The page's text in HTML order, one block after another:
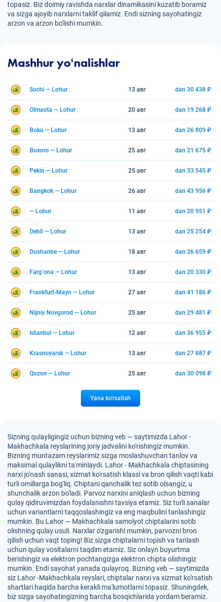
topasiz. Biz doimiy ravishda narxlar dinamikasini kuzatib boramiz
va sizga ajoyib narxlarni taklif qilamiz. Endi sizning sayohatingiz
arzon va arzon bo'lishi mumkin.
Mashhur yoʻnalishlar
Sochi — Lohur 13 авг dan 30 438 ₽
Olmaota — Lohur 20 авг dan 19 268 ₽
Boku — Lohur 13 авг dan 26 809 ₽
Buxoro — Lohur 25 авг dan 21 675 ₽
Pekin — Lohur 25 авг dan 33 545 ₽
Bangkok — Lohur 26 авг dan 43 956 ₽
— Lohur 11 авг dan 20 951 ₽
Dehli — Lohur 13 авг dan 25 254 ₽
Dushanbe — Lohur 18 авг dan 26 659 ₽
Fargʻona — Lohur 13 авг dan 20 330 ₽
Frankfurt-Mayn — Lohur 27 авг dan 41 186 ₽
Nijniy Novgorod — Lohur 25 авг dan 29 481 ₽
Istanbul — Lohur 12 авг dan 36 955 ₽
Krasnoyarsk — Lohur 13 авг dan 27 887 ₽
Qozon — Lohur 25 авг dan 30 098 ₽
Yana ko'rsatish
Sizning qulayligingiz uchun bizning veb — saytimizda Lahor -
Makhachkala reyslarining joriy jadvalini ko'rishingiz mumkin.
Bizning muntazam reyslarimiz sizga moslashuvchan tanlov va
maksimal qulaylikni ta'minlaydi. Lahor - Makhachkala chiptasining
narxi jo'nash sanasi, xizmat ko'rsatish klassi va bron qilish vaqti kabi
turli omillarga bog'liq. Chiptani qanchalik tez sotib olsangiz, u
shunchalik arzon bo'ladi. Parvoz narxini aniqlash uchun bizning
qulay qidiruvimizdan foydalanishni tavsiya etamiz. Siz turli sanalar
uchun variantlarni taqqoslashingiz va eng maqbulini tanlashingiz
mumkin. Bu Lahor — Makhachkala samolyot chiptalarini sotib
olishning qulay usuli. Narxlar o'zgarishi mumkin, parvozni bron
qilish uchun vaqt toping! Biz sizga chiptalarni topish va tanlash
uchun qulay vositalarni taqdim etamiz. Siz onlayn buyurtma
berishingiz va elektron pochtangizga elektron chipta olishingiz
mumkin. Endi sayohat yanada qulayroq. Bizning veb — saytimizda
siz Lahor -Makhachkala reyslari, chiptalar narxi va xizmat ko'rsatish
shartlari haqida barcha kerakli ma'lumotlarni topasiz. Shuningdek,
biz sizga sayohatingizning barcha bosqichlarida yordam beramiz.